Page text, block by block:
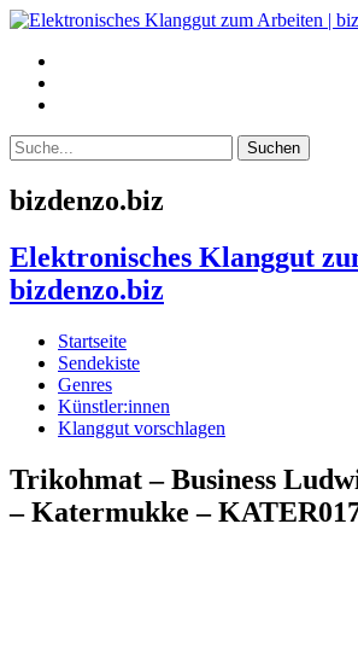
bizdenzo.biz
Elektronisches Klanggut
bizdenzo.biz
Startseite
Sendekiste
Genres
Künstler:innen
Klanggut vorschlagen
Trikohmat – Business
– Katermukke –